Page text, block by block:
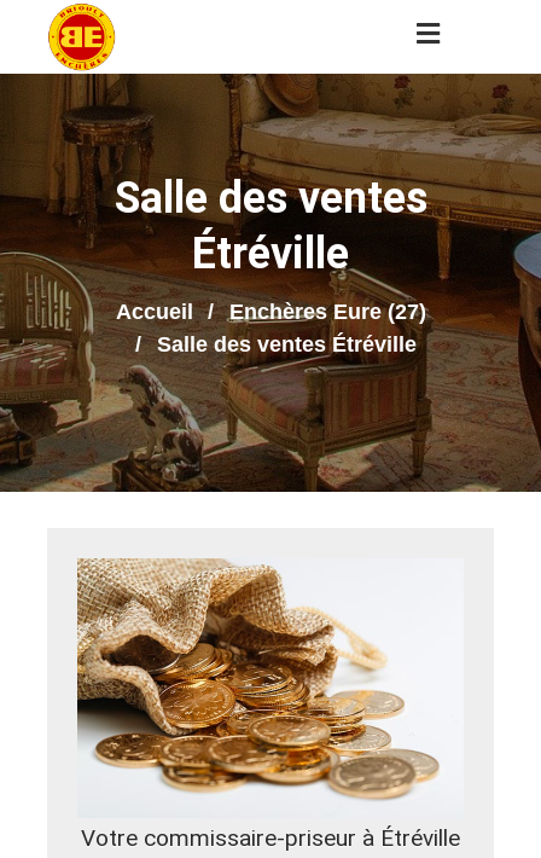
Salle des ventes
Étréville
Accueil
Enchères Eure (27)
Salle des ventes Étréville
Votre commissaire-priseur à Étréville